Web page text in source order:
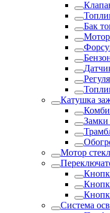
Бак
Мотор
Катушка
Замки
Мотор
Система